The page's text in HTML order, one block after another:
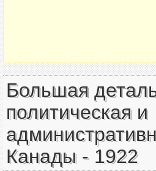
Большая
политическая и
Канады - 1922